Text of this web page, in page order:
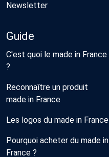
Newsletter
Guide
C'est quoi le made in France
?
Reconnaître un produit
made in France
Les logos du made in France
Pourquoi acheter du made in
France ?